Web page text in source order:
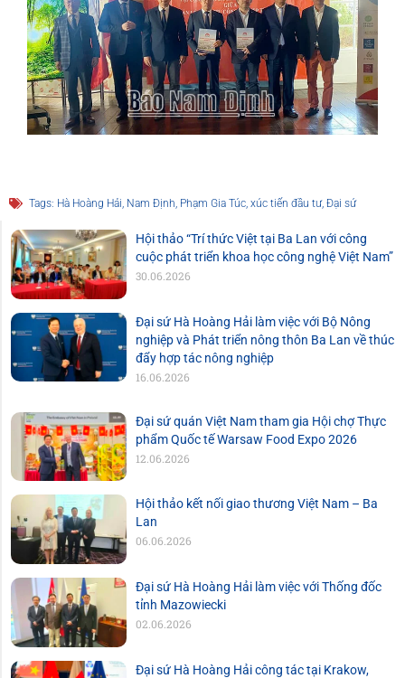
Tags: Hà Hoàng Hải, Nam Định, Phạm Gia Túc, xúc tiến đầu tư, Đại sứ
Hội thảo “Trí thức Việt tại Ba Lan với công
cuộc phát triển khoa học công nghệ Việt Nam”
30.06.2026
Đại sứ Hà Hoàng Hải làm việc với Bộ Nông
nghiệp và Phát triển nông thôn Ba Lan về thúc
đẩy hợp tác nông nghiệp
16.06.2026
Đại sứ quán Việt Nam tham gia Hội chợ Thực
phẩm Quốc tế Warsaw Food Expo 2026
12.06.2026
Hội thảo kết nối giao thương Việt Nam – Ba
Lan
06.06.2026
Đại sứ Hà Hoàng Hải làm việc với Thống đốc
tỉnh Mazowiecki
02.06.2026
Đại sứ Hà Hoàng Hải công tác tại Krakow,